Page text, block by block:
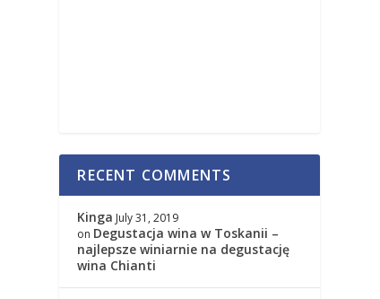
RECENT COMMENTS
Kinga July 31, 2019
on Degustacja wina w Toskanii –
najlepsze winiarnie na degustację
wina Chianti